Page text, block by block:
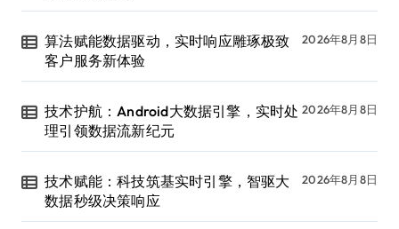
算法赋能数据驱动，实时响应雕琢极致
客户服务新体验
2026年8月8日
技术护航：Android大数据引擎，实时处
理引领数据流新纪元
2026年8月8日
技术赋能：科技筑基实时引擎，智驱大
数据秒级决策响应
2026年8月8日